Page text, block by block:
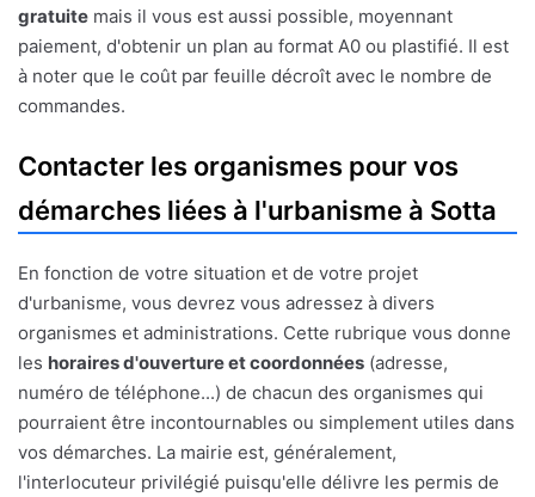
gratuite mais il vous est aussi possible, moyennant
paiement, d'obtenir un plan au format A0 ou plastifié. Il est
à noter que le coût par feuille décroît avec le nombre de
commandes.
Contacter les organismes pour vos
démarches liées à l'urbanisme à Sotta
En fonction de votre situation et de votre projet
d'urbanisme, vous devrez vous adressez à divers
organismes et administrations. Cette rubrique vous donne
les horaires d'ouverture et coordonnées (adresse,
numéro de téléphone...) de chacun des organismes qui
pourraient être incontournables ou simplement utiles dans
vos démarches. La mairie est, généralement,
l'interlocuteur privilégié puisqu'elle délivre les permis de